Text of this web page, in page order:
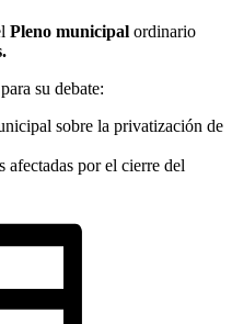
Pleno municipal ordinario
su debate:
sobre la privatización de
afectadas por el cierre del